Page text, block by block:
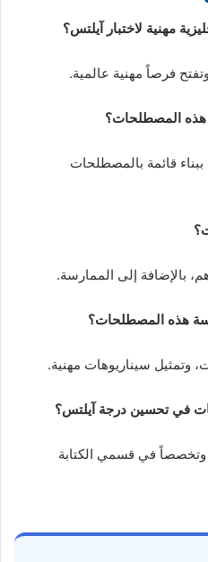
فرصاً مهنية عالمية.
قائمة بالمصطلحات
بالإضافة إلى الممارسة.
وتمثيل سيناريوهات مهنية.
وتخصصاً في قسمي الكتابة